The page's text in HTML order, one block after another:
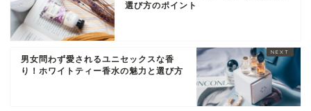
選び方のポイント
男女問わず愛されるユニセックスな香
り！ホワイトティー香水の魅力と選び方